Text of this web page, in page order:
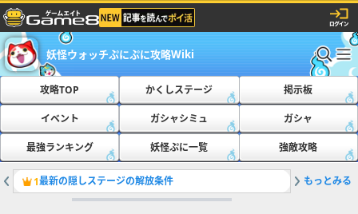
妖怪ウォッチぷにぷに攻略Wiki
攻略TOP かくしステージ 掲示板
イベント ガシャシミュ ガシャ
最強ランキング 妖怪ぷに一覧 強敵攻略
1最新の隠しステージの解放条件 2おたす
もっとみる